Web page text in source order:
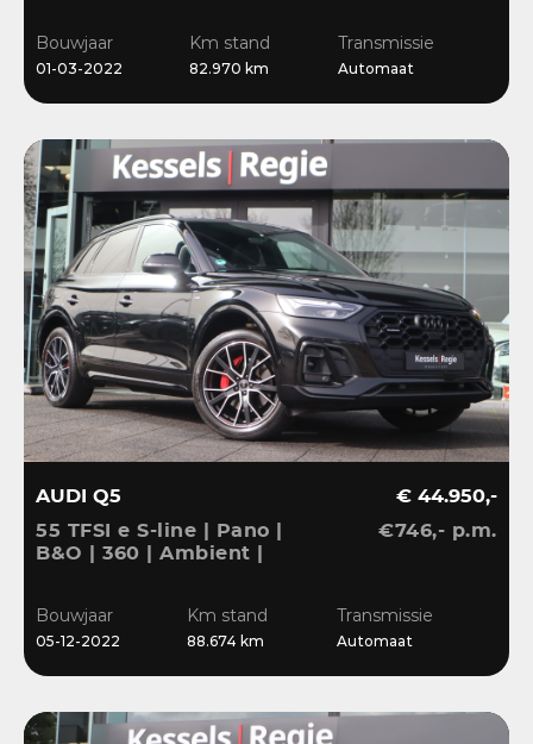
Bouwjaar
01-03-2022
Km stand
82.970 km
Transmissie
Automaat
AUDI Q5
55 TFSI e S-line | Pano |
B&O | 360 | Ambient |
€ 44.950,-
€746,- p.m.
Bouwjaar
05-12-2022
Km stand
88.674 km
Transmissie
Automaat